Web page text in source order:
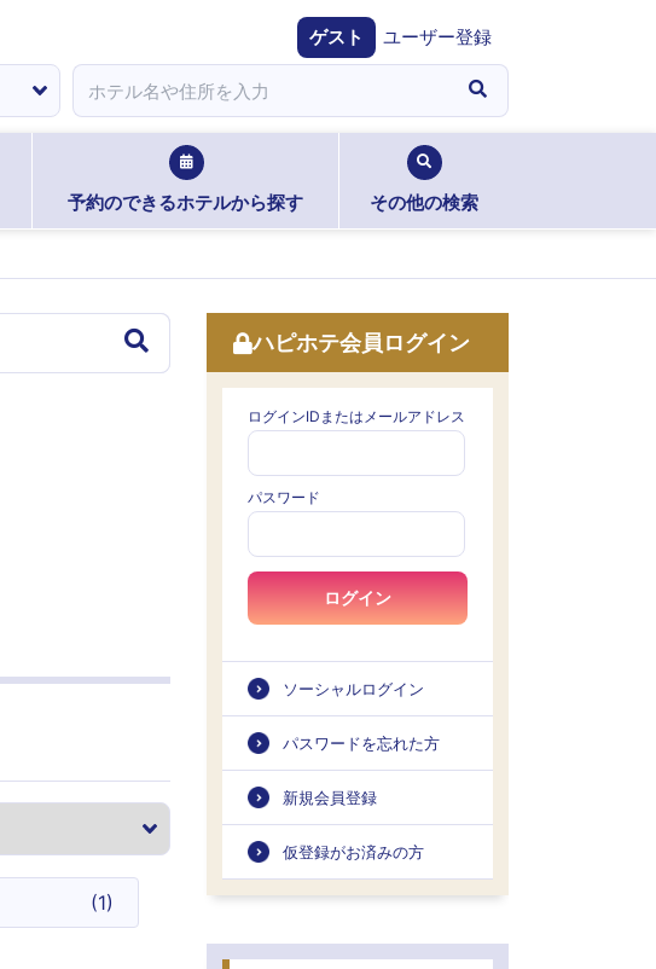
ゲスト ユーザー登録
予約のできるホテルから探す その他の検索
(1)
ハピホテ会員ログイン
ログインIDまたはメールアドレス
パスワード
ログイン
ソーシャルログイン
パスワードを忘れた方
新規会員登録
仮登録がお済みの方